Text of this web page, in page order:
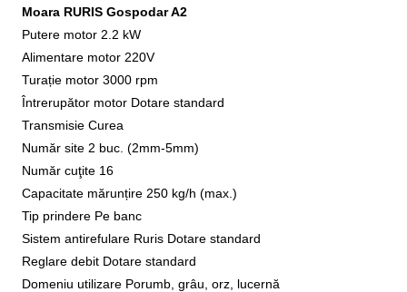
Moara RURIS Gospodar A2
Putere motor 2.2 kW
Alimentare motor 220V
Turație motor 3000 rpm
Întrerupător motor Dotare standard
Transmisie Curea
Număr site 2 buc. (2mm-5mm)
Număr cuţite 16
Capacitate mărunțire 250 kg/h (max.)
Tip prindere Pe banc
Sistem antirefulare Ruris Dotare standard
Reglare debit Dotare standard
Domeniu utilizare Porumb, grâu, orz, lucernă